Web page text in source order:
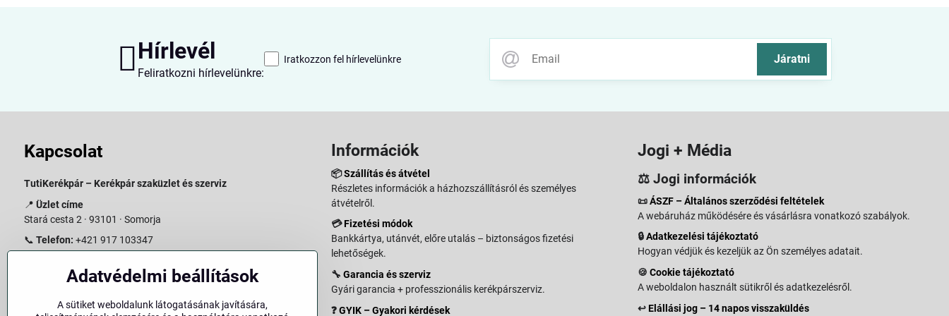
Hírlevél
Feliratkozni hírlevelünkre:
Járatni
Iratkozzon fel hírlevelünkre
Kapcsolat
TutiKerékpár – Kerékpár szaküzlet és szerviz
📍 Üzlet címe
Stará cesta 2 · 93101 · Somorja
📞 Telefon: +421 917 103347
Nyitvatartás:
Hétfő–Péntek: 09:00–15:00
Információk
📦Szállítás és átvétel
Részletes információk a házhozszállításról és személyes
átvételről.
💳Fizetési módok
Bankkártya, utánvét, előre utalás – biztonságos fizetési
lehetőségek.
🔧 Garancia és szerviz
Gyári garancia + professzionális kerékpárszerviz.
❓GYIK – Gyakori kérdések
Jogi + Média
⚖️ Jogi információk
📜ÁSZF – Általános szerződési feltételek
A webáruház működésére és vásárlásra vonatkozó szabályok.
🔒Adatkezelési tájékoztató
Hogyan védjük és kezeljük az Ön személyes adatait.
🍪Cookie tájékoztató
A weboldalon használt sütikről és adatkezelésről.
↩️Elállási jog – 14 napos visszaküldés
Adatvédelmi beállítások
A sütiket weboldalunk látogatásának javítására,